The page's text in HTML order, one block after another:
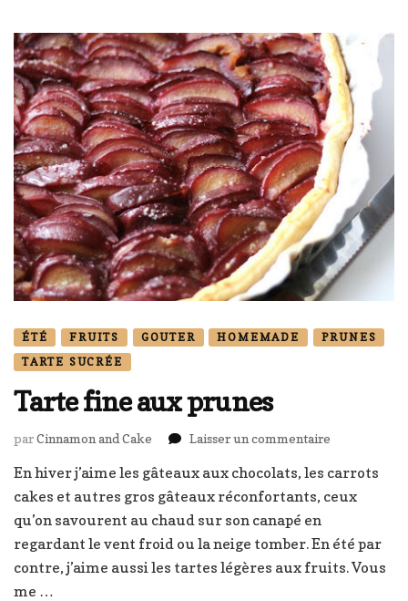
ÉTÉ FRUITS GOUTER HOMEMADE
PRUNES
TARTE SUCRÉE
Tarte fine aux prunes
parCinnamon and Cake Laisser un commentaire
fine
aux
En hiver j’aime les gâteaux aux chocolats, les carrots
cakes et autres gros gâteaux réconfortants, ceux
qu’on savourent au chaud sur son canapé en
regardant le vent froid ou la neige tomber. En été par
contre, j’aime aussi les tartes légères aux fruits. Vous
me …